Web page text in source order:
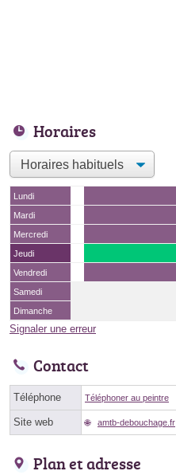
Horaires
Lundi
Mardi
Mercredi
Jeudi
Vendredi
Samedi
Dimanche
Signaler une erreur
Contact
Téléphone Téléphoner au peintre
Site web amtb-debouchage.fr
Plan et adresse